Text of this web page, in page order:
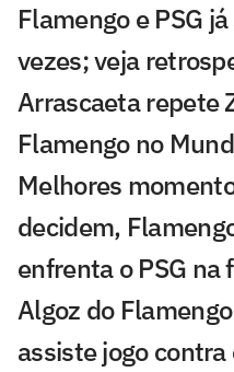
Flamengo e PSG
vezes; veja
Arrascaeta repete
Flamengo no
Melhores
decidem,
enfrenta o PSG
Algoz do
assiste jogo